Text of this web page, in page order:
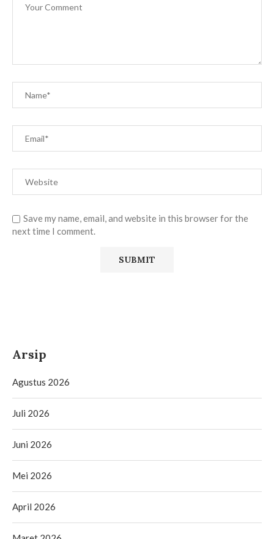
Save my name, email, and website in this browser for the
next time I comment.
Arsip
Agustus 2026
Juli 2026
Juni 2026
Mei 2026
April 2026